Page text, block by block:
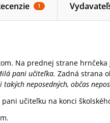
1
Na prednej strane
pani učiteľka. Zadná strana
neposedných, občas
učiteľku na konci